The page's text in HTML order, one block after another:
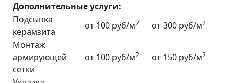
Дополнительные услуги:
Подсыпка
керамзита
от 100 руб/м2 от 300 руб/м2
Монтаж
армирующей
сетки
от 100 руб/м2 от 150 руб/м2